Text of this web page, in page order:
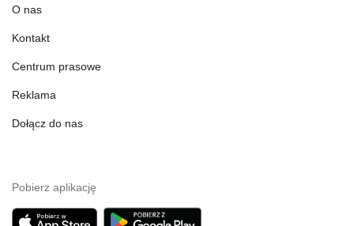
O nas
Kontakt
Centrum prasowe
Reklama
Dołącz do nas
Pobierz aplikację